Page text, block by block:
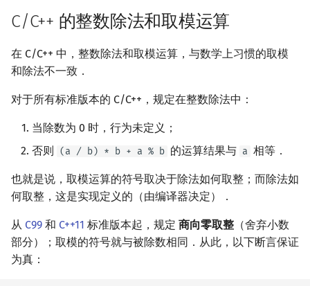
致谢
Geany
GUIDE
CP Editor
Testlib
Polygon
LaTeX 入门
编译优化
Java 进阶
桶排序
锦标赛排序
排序相关 STL
二分
倍增
回溯法
Dancing Links
优化
数位 DP
插头 DP
动态 DP
DP 套 DP
Z 函数（扩展 KMP）
AC 自动机
后缀自动机 (SAM)
广义后缀自动机
多项式初等函数
常系数齐次线性递推
符号化方法
形式幂级数复合|复合逆
伯努利数
Entringer Number
分拆数
Pólya 计数
线性映射
特征多项式
Jordan标准型
单调栈
单调队列
树状数组
划分树
左偏红黑树
动态树分治
树哈希
最短路问题
生成树问题
拆点
环计数问题
旋转卡壳
半平面交
随机增量法
计算几何杂项
计算理论基础
字节顺序
表达式求值
主元素问题
C/C++ 的整数除法和取模运算
在 C/C++ 中，整数除法和取模运算，与数学上习惯的取模
和除法不一致．
对于所有标准版本的 C/C++，规定在整数除法中：
当除数为 0 时，行为未定义；
否则 (a / b) * b + a % b 的运算结果与 a 相等．
也就是说，取模运算的符号取决于除法如何取整；而除法如
何取整，这是实现定义的（由编译器决定）．
从 C99 和 C++11 标准版本起，规定 商向零取整 （舍弃小数
部分）；取模的符号就与被除数相同．从此，以下断言保证
为真：